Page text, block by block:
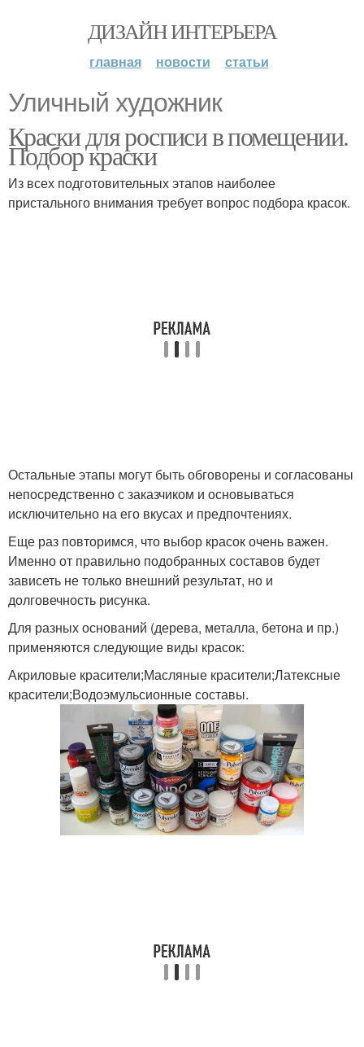
ДИЗАЙН ИНТЕРЬЕРА
главная новости статьи
Уличный художник
Краски для росписи в помещении.
Подбор краски
Из всех подготовительных этапов наиболее
пристального внимания требует вопрос подбора красок.
Остальные этапы могут быть обговорены и согласованы
непосредственно с заказчиком и основываться
исключительно на его вкусах и предпочтениях.
Еще раз повторимся, что выбор красок очень важен.
Именно от правильно подобранных составов будет
зависеть не только внешний результат, но и
долговечность рисунка.
Для разных оснований (дерева, металла, бетона и пр.)
применяются следующие виды красок:
Акриловые красители;Масляные красители;Латексные
красители;Водоэмульсионные составы.